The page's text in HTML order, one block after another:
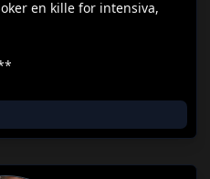
en kille for intensiva,